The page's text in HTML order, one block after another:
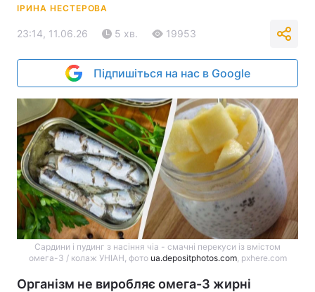
ІРИНА НЕСТЕРОВА
23:14, 11.06.26 5 хв. 19953
Підпишіться на нас в Google
Сардини і пудинг з насіння чіа - смачні перекуси із вмістом
омега-3 / колаж УНІАН, фото ua.depositphotos.com, pxhere.com
Організм не виробляє омега-3 жирні